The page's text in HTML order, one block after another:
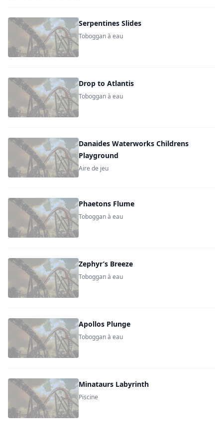
Serpentines Slides
Toboggan à eau
Drop to Atlantis
Toboggan à eau
Danaides Waterworks Childrens
Playground
Aire de jeu
Phaetons Flume
Toboggan à eau
Zephyr’s Breeze
Toboggan à eau
Apollos Plunge
Toboggan à eau
Minataurs Labyrinth
Piscine